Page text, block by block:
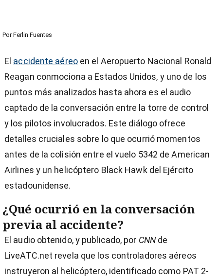
Por Ferlin Fuentes
El accidente aéreoen el Aeropuerto Nacional Ronald
Reagan conmociona a Estados Unidos, y uno de los
puntos más analizados hasta ahora es el audio
captado de la conversación entre la torre de control
y los pilotos involucrados. Este diálogo ofrece
detalles cruciales sobre lo que ocurrió momentos
antes de la colisión entre el vuelo 5342 de American
Airlines y un helicóptero Black Hawk del Ejército
estadounidense.
¿Qué ocurrió en la conversación
previa al accidente?
El audio obtenido, y publicado, por CNNde
LiveATC.net revela que los controladores aéreos
instruyeron al helicóptero, identificado como PAT 2-